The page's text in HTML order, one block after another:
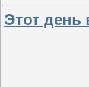
Этот день